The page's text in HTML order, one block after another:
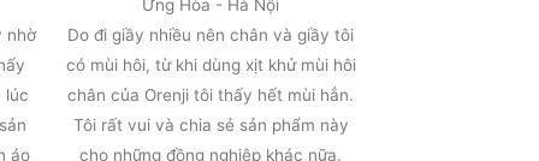
nhờ
lúc
áo
Ứng Hòa - Hà Nội
Do đi giầy nhiều nên chân và giầy tôi
có mùi hôi, từ khi dùng xịt khử mùi hôi
chân của Orenji tôi thấy hết mùi hẳn.
Tôi rất vui và chia sẻ sản phẩm này
cho những đồng nghiệp khác nữa.